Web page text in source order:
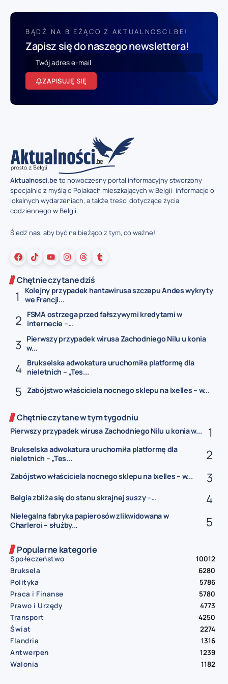
BĄDŹ NA BIEŻĄCO Z AKTUALNOSCI.BE!
Zapisz się do naszego newslettera!
ZAPISUJĘ SIĘ
Aktualnosci.beto nowoczesny portal informacyjny stworzony
specjalnie z myślą o Polakach mieszkających w Belgii: informacje o
lokalnych wydarzeniach, a także treści dotyczące życia
codziennego w Belgii.
Śledź nas, aby być na bieżąco z tym, co ważne!
Chętnie czytane dziś
Kolejny przypadek hantawirusa szczepu Andes wykryty
we Francji...
FSMA ostrzega przed fałszywymi kredytami w
internecie –...
Pierwszy przypadek wirusa Zachodniego Nilu u konia
w...
Brukselska adwokatura uruchomiła platformę dla
nieletnich – „Tes...
Zabójstwo właściciela nocnego sklepu na Ixelles – w...
Chętnie czytane w tym tygodniu
Pierwszy przypadek wirusa Zachodniego Nilu u konia w...
Brukselska adwokatura uruchomiła platformę dla
nieletnich – „Tes...
Zabójstwo właściciela nocnego sklepu na Ixelles – w...
Belgia zbliża się do stanu skrajnej suszy –...
Nielegalna fabryka papierosów zlikwidowana w
Charleroi – służby...
Popularne kategorie
Społeczeństwo
10012
Bruksela
6280
Polityka
5786
Praca i Finanse
5780
Prawo i Urzędy
4773
Transport
4250
Świat
2274
Flandria
1316
Antwerpen
1239
Walonia
1182